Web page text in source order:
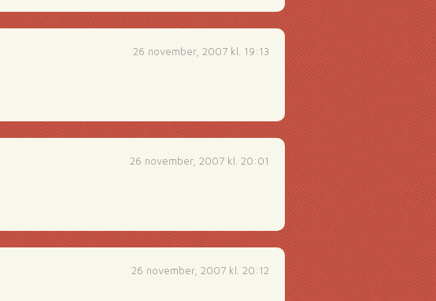
26 november, 2007 kl. 19:13
26 november, 2007 kl. 20:01
26 november, 2007 kl. 20:12